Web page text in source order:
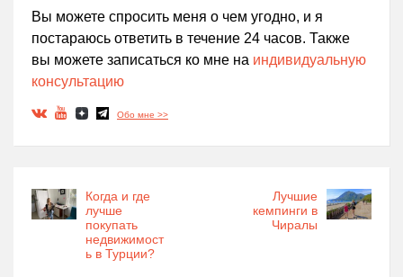
Вы можете спросить меня о чем угодно, и я
постараюсь ответить в течение 24 часов. Также
вы можете записаться ко мне на индивидуальную
консультацию
Обо мне >>
Когда и где
лучше
покупать
недвижимост
ь в Турции?
Лучшие
кемпинги в
Чиралы